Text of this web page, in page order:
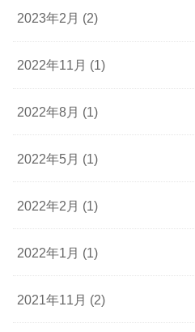
2023年2月 (2)
2022年11月 (1)
2022年8月 (1)
2022年5月 (1)
2022年2月 (1)
2022年1月 (1)
2021年11月 (2)